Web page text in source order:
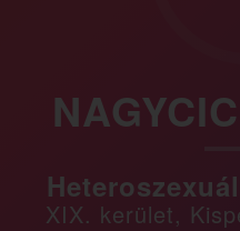
XIX. kerület,